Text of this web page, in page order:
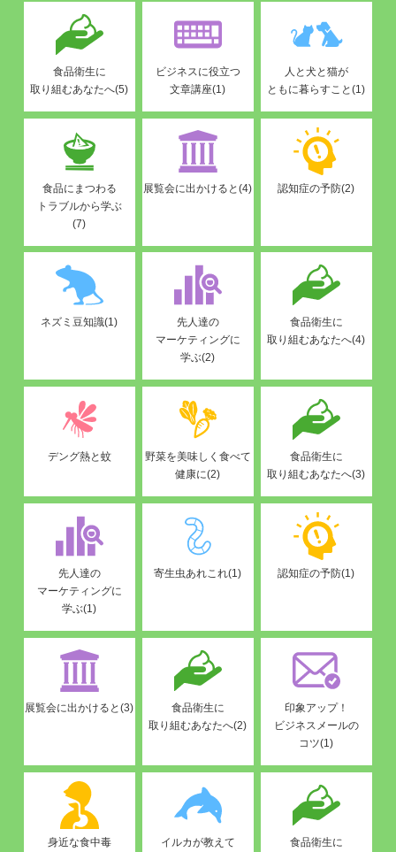
食品衛生に
取り組むあなたへ(5)
ビジネスに役立つ
文章講座(1)
人と犬と猫が
ともに暮らすこと(1)
食品にまつわる
トラブルから学ぶ
(7)
展覧会に出かけると(4) 認知症の予防(2)
ネズミ豆知識(1)
先人達の
マーケティングに
学ぶ(2)
食品衛生に
取り組むあなたへ(4)
デング熱と蚊
野菜を美味しく食べて
健康に(2)
食品衛生に
取り組むあなたへ(3)
先人達の
マーケティングに
学ぶ(1)
寄生虫あれこれ(1) 認知症の予防(1)
展覧会に出かけると(3)
食品衛生に
取り組むあなたへ(2)
印象アップ！
ビジネスメールの
コツ(1)
身近な食中毒
イルカが教えて
食品衛生に